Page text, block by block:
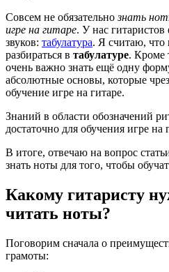
Совсем не обязательнознать нот
игре на гитаре. У нас гитаристов
звуков: табулатура. Я считаю, что
разбираться в табулатуре. Кроме
очень важно знать ещё одну
абсолютные основы, которые
обучение игре на гитаре.
Знаний в области обозначений
достаточно для обучения игре на
В итоге, отвечаю на вопрос
знать ноты для того, чтобы
Какому гитаристу
читать ноты?
Поговорим сначала о
грамоты: